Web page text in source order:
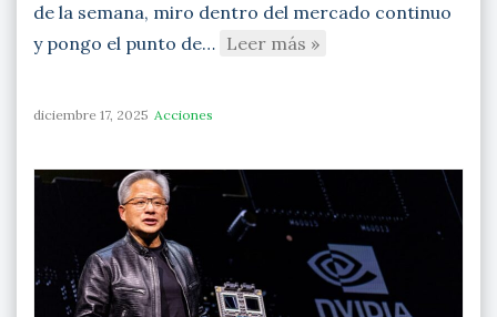
de la semana, miro dentro del mercado continuo
y pongo el punto de… Leer más »
diciembre 17, 2025 Acciones